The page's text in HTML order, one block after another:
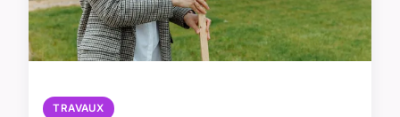
TRAVAUX